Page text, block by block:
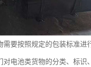
要按照规定的包装标准进
电池类货物的分类、标